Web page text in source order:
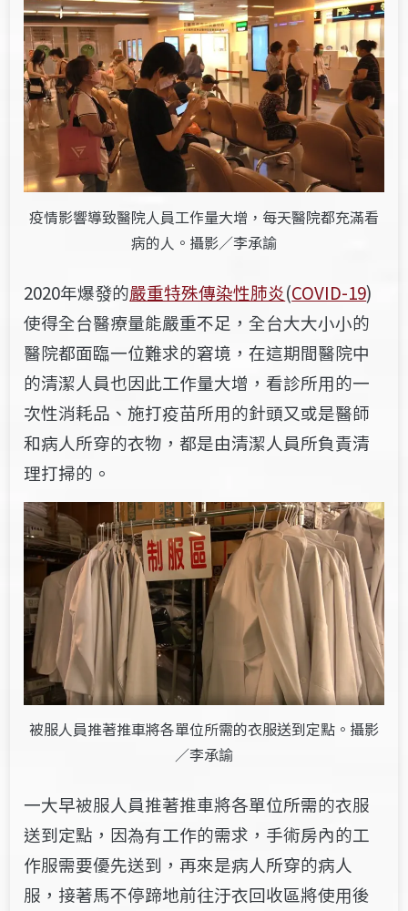
疫情影響導致醫院人員工作量大增，每天醫院都充滿看
病的人。攝影／李承諭
2020年爆發的嚴重特殊傳染性肺炎(COVID-19)
使得全台醫療量能嚴重不足，全台大大小小的
醫院都面臨一位難求的窘境，在這期間醫院中
的清潔人員也因此工作量大增，看診所用的一
次性消耗品、施打疫苗所用的針頭又或是醫師
和病人所穿的衣物，都是由清潔人員所負責清
理打掃的。
被服人員推著推車將各單位所需的衣服送到定點。攝影
／李承諭
一大早被服人員推著推車將各單位所需的衣服
送到定點，因為有工作的需求，手術房內的工
作服需要優先送到，再來是病人所穿的病人
服，接著馬不停蹄地前往汙衣回收區將使用後